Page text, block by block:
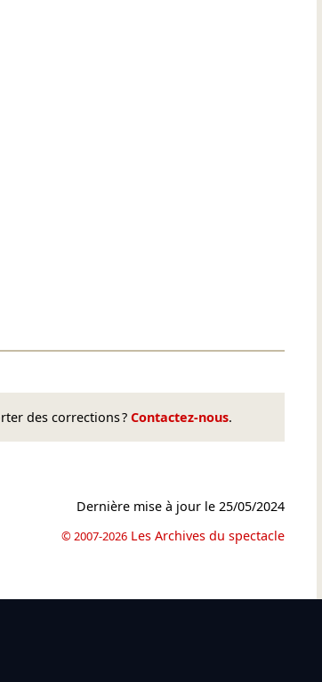
des corrections ? Contactez-nous.
Dernière mise à jour le25/05/2024
© 2007-2026 Les Archives du spectacle